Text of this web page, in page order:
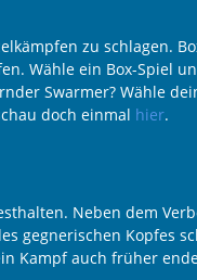
zu schlagen.
Wähle ein Box-Spiel
Swarmer? Wähle
doch einmal hier.
Neben dem
gegnerischen Kopfes
Kampf auch früher